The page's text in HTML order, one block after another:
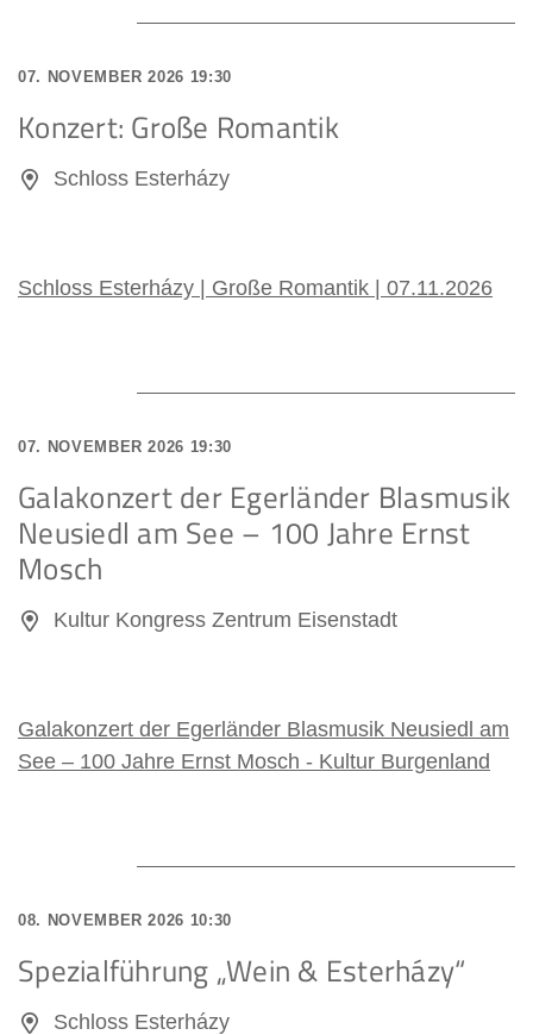
07. NOVEMBER 2026 19:30
Konzert: Große Romantik
Schloss Esterházy
Schloss Esterházy | Große Romantik | 07.11.2026
07. NOVEMBER 2026 19:30
Galakonzert der Egerländer Blasmusik
Neusiedl am See – 100 Jahre Ernst
Mosch
Kultur Kongress Zentrum Eisenstadt
Galakonzert der Egerländer Blasmusik Neusiedl am
See – 100 Jahre Ernst Mosch - Kultur Burgenland
08. NOVEMBER 2026 10:30
Spezialführung „Wein & Esterházy“
Schloss Esterházy